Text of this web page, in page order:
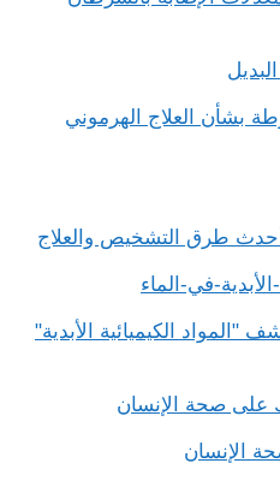
بشأن العلاج الهرموني
طرق التشخيص والعلاج
الكيميائية الأبدية"
الإنسان